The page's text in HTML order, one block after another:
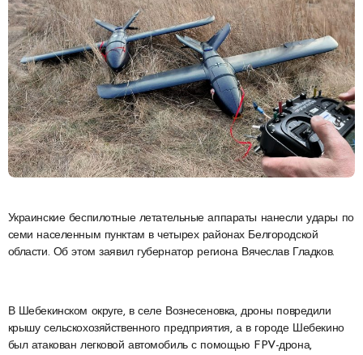
Украинские беспилотные летательные аппараты нанесли удары по
семи населенным пунктам в четырех районах Белгородской
области. Об этом заявил губернатор региона Вячеслав Гладков.
В Шебекинском округе, в селе Вознесеновка, дроны повредили
крышу сельскохозяйственного предприятия, а в городе Шебекино
был атакован легковой автомобиль с помощью FPV-дрона,